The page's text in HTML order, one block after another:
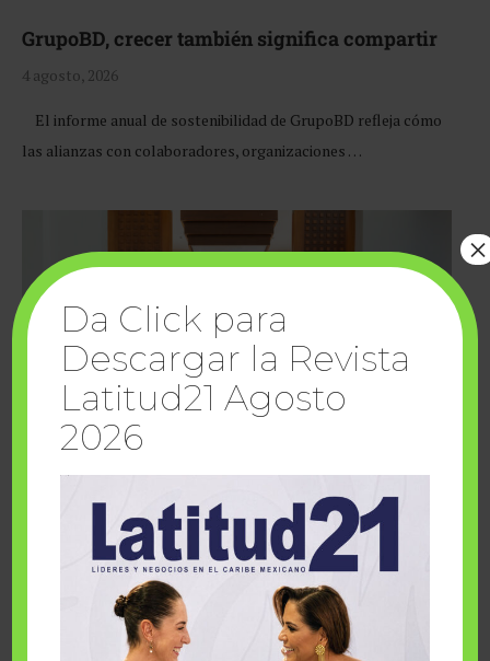
GrupoBD, crecer también significa compartir
4 agosto, 2026
El informe anual de sostenibilidad de GrupoBD refleja cómo
las alianzas con colaboradores, organizaciones …
Cuando la solidaridad inspira; cumplen
sueños Fairmont Mayakoba y Make-A-Wish
Da Click para
Descargar la Revista
Latitud21 Agosto
2026
×